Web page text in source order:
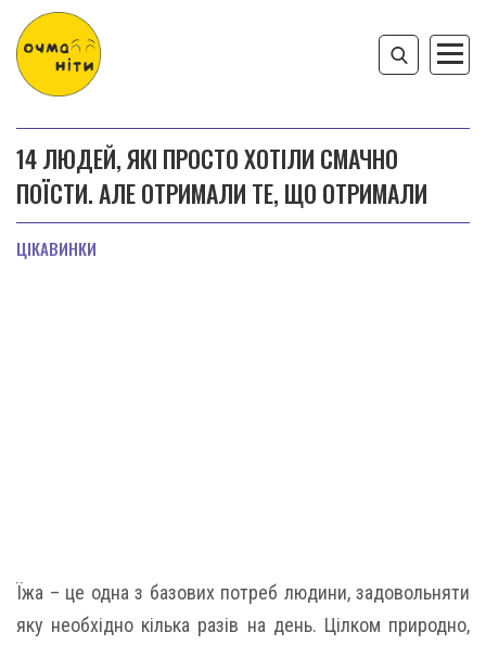
14 ЛЮДЕЙ, ЯКІ ПРОСТО ХОТІЛИ СМАЧНО
ПОЇСТИ. АЛЕ ОТРИМАЛИ ТЕ, ЩО ОТРИМАЛИ
ЦІКАВИНКИ
Їжа – це одна з базових потреб людини, задовольняти
яку необхідно кілька разів на день. Цілком природно,